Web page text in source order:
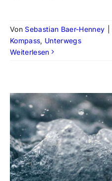
Von Sebastian Baer-Henney
Kompass, Unterwegs
Weiterlesen